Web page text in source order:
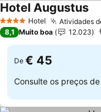
4 EstrelasHotel Atividades
Hotel Augustus
8,1 Muito boa 12.023
De € 45
Consulte os preços de